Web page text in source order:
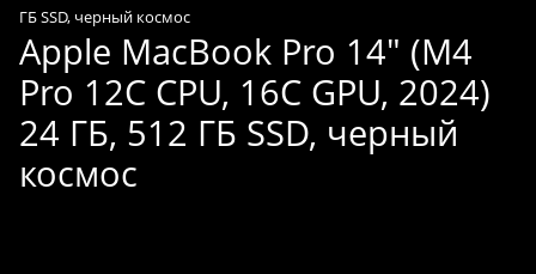
ГБ SSD, черный космос
Apple MacBook Pro 14" (M4
Pro 12C CPU, 16C GPU, 2024)
24 ГБ, 512 ГБ SSD, черный
космос